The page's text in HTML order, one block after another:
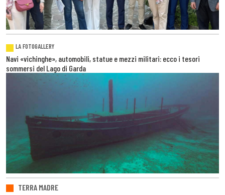
LA FOTOGALLERY
Navi «vichinghe», automobili, statue e mezzi militari: ecco i tesori
sommersi del Lago di Garda
TERRA MADRE